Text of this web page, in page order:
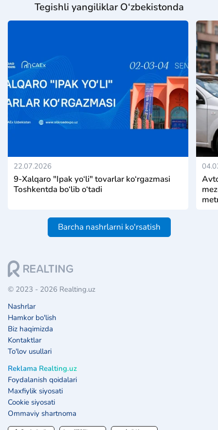
Tegishli yangiliklar O‘zbekistonda
22.07.2026
9-Xalqaro "Ipak yo‘li" tovarlar ko‘rgazmasi
Toshkentda bo‘lib o‘tadi
Barcha nashrlarni ko'rsatish
© 2023 - 2026 Realting.uz
Nashrlar
Hamkor bo'lish
Biz haqimizda
Kontaktlar
To'lov usullari
Reklama Realting.uz
Foydalanish qoidalari
Maxfiylik siyosati
Cookie siyosati
Ommaviy shartnoma